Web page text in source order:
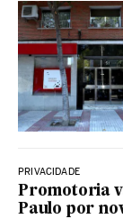
PRIVACIDADE
Promotoria
Paulo por